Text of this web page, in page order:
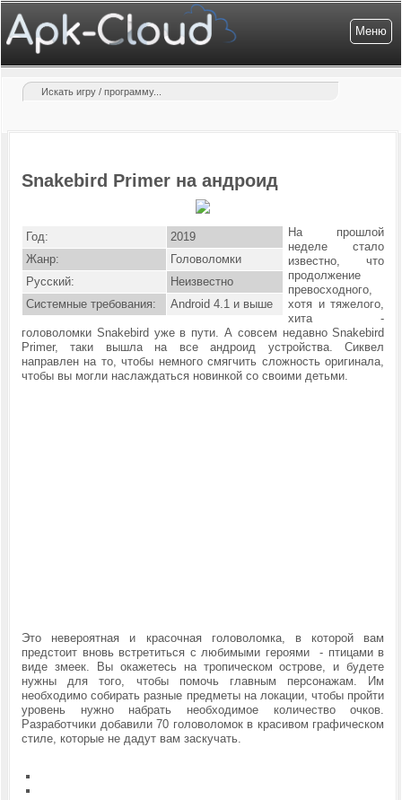
Меню
Snakebird Primer на андроид
Год:
2019
Жанр:
Головоломки
Русский:
Неизвестно
Системные требования:
Android 4.1 и выше
На прошлой
неделе стало
известно, что
продолжение
превосходного,
хотя и тяжелого,
хита -
головоломки Snakebird уже в пути. А совсем недавно Snakebird
Primer, таки вышла на все андроид устройства.Сиквел
направлен на то, чтобы немного смягчить сложность оригинала,
чтобы вы могли наслаждаться новинкой со своими детьми.
Это невероятная и красочная головоломка, в которой вам
предстоит вновь встретиться с любимыми героями - птицами в
виде змеек. Вы окажетесь на тропическом острове, и будете
нужны для того, чтобы помочь главным персонажам. Им
необходимо собирать разные предметы на локации, чтобы пройти
уровень нужно набрать необходимое количество очков.
Разработчики добавили 70 головоломок в красивом графическом
стиле, которые не дадут вам заскучать.